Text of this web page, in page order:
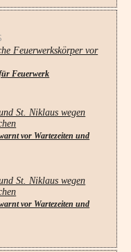
Feuerwerkskörper vor
Feuerwerk
St. Niklaus wegen
vor Wartezeiten und
St. Niklaus wegen
vor Wartezeiten und